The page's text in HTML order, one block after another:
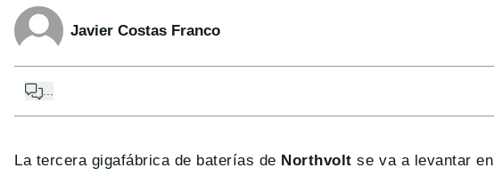
Javier Costas Franco
...
La tercera gigafábrica de baterías de Northvolt se va a levantar en